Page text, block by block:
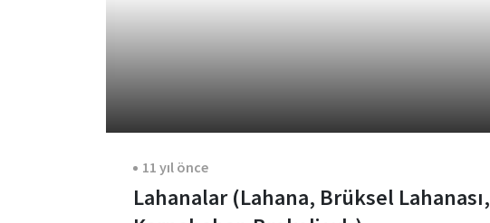
11 yıl önce
Lahanalar (Lahana, Brüksel Lahanası,